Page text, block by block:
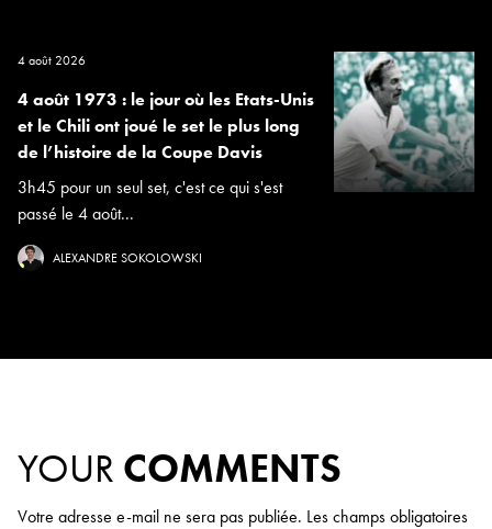
4 août 2026
4 août 1973 : le jour où les Etats-Unis
et le Chili ont joué le set le plus long
de l’histoire de la Coupe Davis
3h45 pour un seul set, c'est ce qui s'est
passé le 4 août...
ALEXANDRE SOKOLOWSKI
YOUR COMMENTS
Votre adresse e-mail ne sera pas publiée. Les champs obligatoires